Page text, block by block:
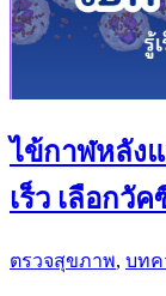
ไข้กาฬหลังแ
เร็ว เลือกวั
ตรวจสุขภาพ, บทค